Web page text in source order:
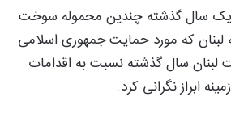
یک سال گذشته چندین محموله سوخت
لبنان که مورد حمایت جمهوری اسلامی
لبنان سال گذشته نسبت به اقدامات
ابراز نگرانی کرد.